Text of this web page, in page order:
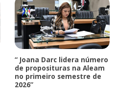
“ Joana Darc lidera número
de proposituras na Aleam
no primeiro semestre de
2026”